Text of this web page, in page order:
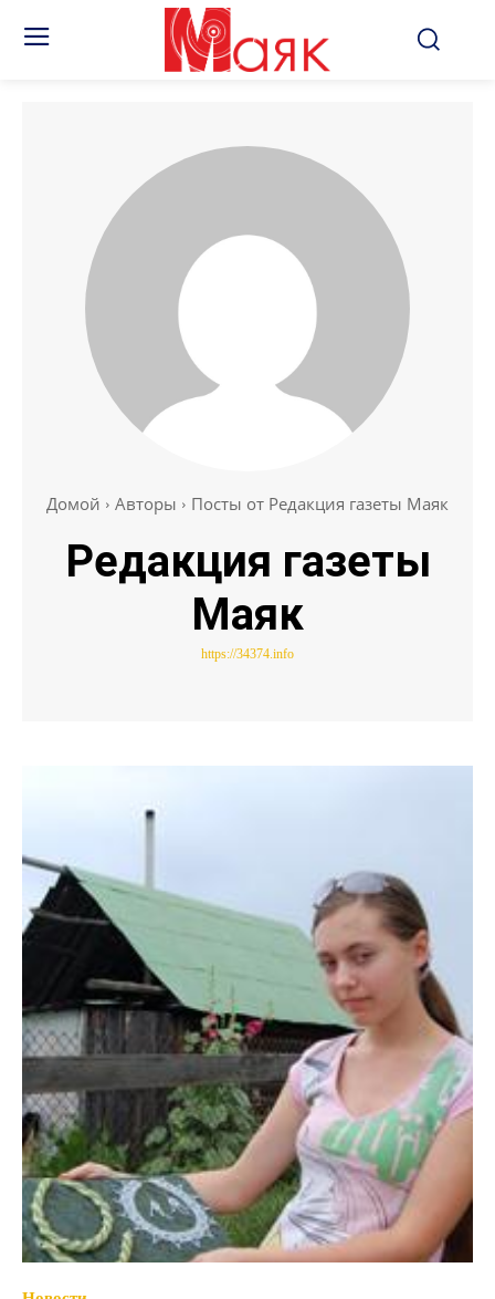
Домой Авторы Посты от Редакция газеты Маяк
Редакция газеты
Маяк
https://34374.info